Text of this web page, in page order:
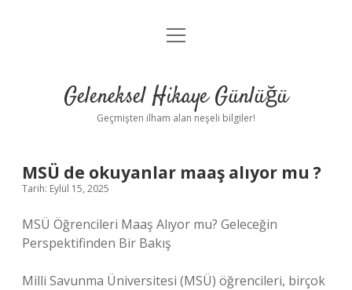
Anasayfa
Yasal Uyarı
menüyü
Geleneksel Hikaye Günlüğü
Geçmişten ilham alan neşeli bilgiler!
MSÜ de okuyanlar maaş alıyor mu ?
Tarih: Eylül 15, 2025
MSÜ Öğrencileri Maaş Alıyor mu? Geleceğin
Perspektifinden Bir Bakış
Milli Savunma Üniversitesi (MSÜ) öğrencileri, birçok